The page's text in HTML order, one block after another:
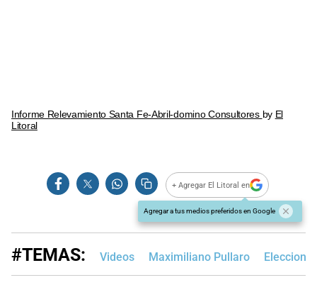
Informe Relevamiento Santa Fe-Abril-domino Consultores by El
Litoral
+ Agregar El Litoral en
Agregar a tus medios preferidos en Google
#TEMAS: Videos Maximiliano Pullaro